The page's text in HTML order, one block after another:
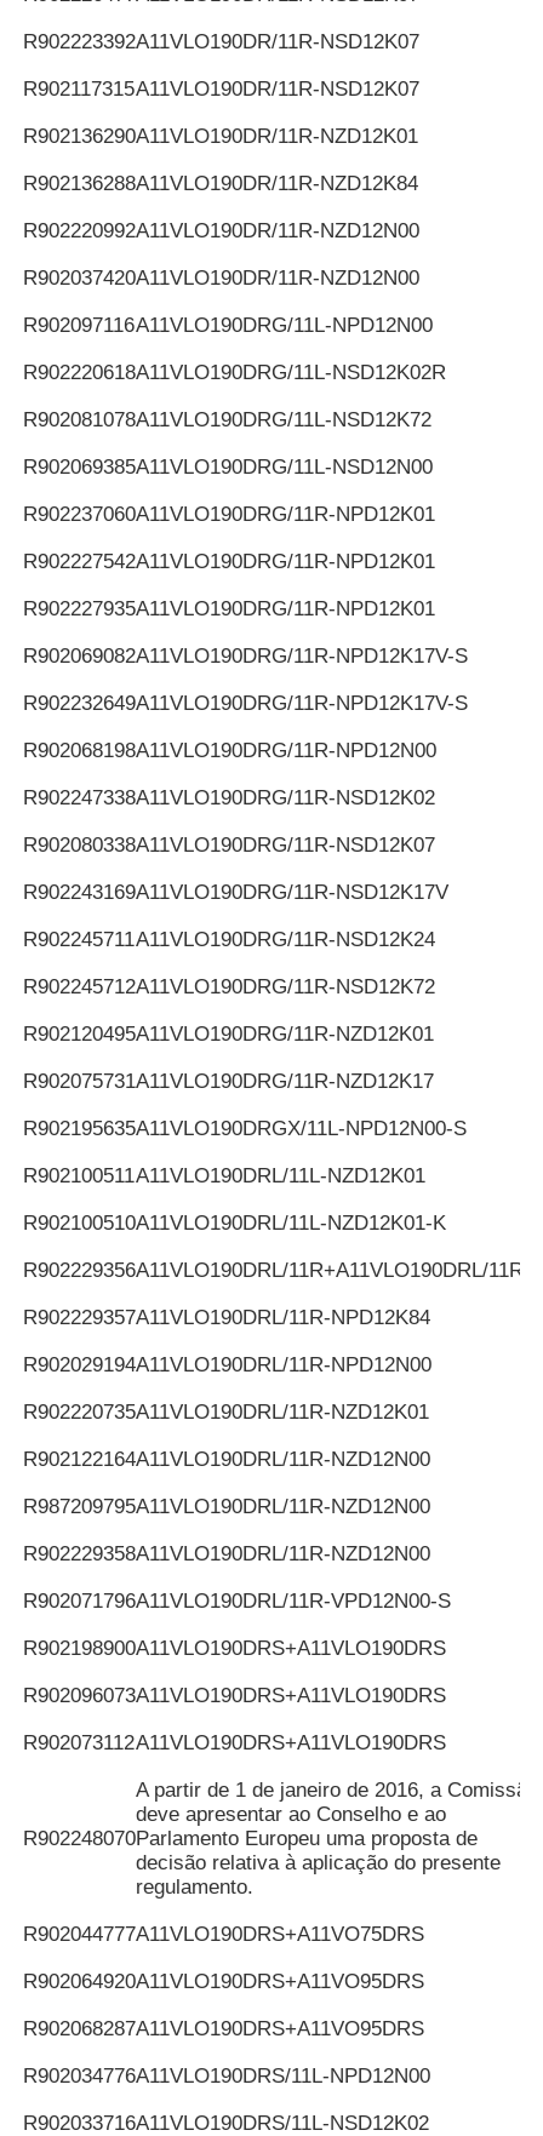
R902223392A11VLO190DR/11R-NSD12K07
R902117315A11VLO190DR/11R-NSD12K07
R902136290A11VLO190DR/11R-NZD12K01
R902136288A11VLO190DR/11R-NZD12K84
R902220992A11VLO190DR/11R-NZD12N00
R902037420A11VLO190DR/11R-NZD12N00
R902097116A11VLO190DRG/11L-NPD12N00
R902220618A11VLO190DRG/11L-NSD12K02R
R902081078A11VLO190DRG/11L-NSD12K72
R902069385A11VLO190DRG/11L-NSD12N00
R902237060A11VLO190DRG/11R-NPD12K01
R902227542A11VLO190DRG/11R-NPD12K01
R902227935A11VLO190DRG/11R-NPD12K01
R902069082A11VLO190DRG/11R-NPD12K17V-S
R902232649A11VLO190DRG/11R-NPD12K17V-S
R902068198A11VLO190DRG/11R-NPD12N00
R902247338A11VLO190DRG/11R-NSD12K02
R902080338A11VLO190DRG/11R-NSD12K07
R902243169A11VLO190DRG/11R-NSD12K17V
R902245711A11VLO190DRG/11R-NSD12K24
R902245712A11VLO190DRG/11R-NSD12K72
R902120495A11VLO190DRG/11R-NZD12K01
R902075731A11VLO190DRG/11R-NZD12K17
R902195635A11VLO190DRGX/11L-NPD12N00-S
R902100511A11VLO190DRL/11L-NZD12K01
R902100510A11VLO190DRL/11L-NZD12K01-K
R902229356A11VLO190DRL/11R+A11VLO190DRL/11R
R902229357A11VLO190DRL/11R-NPD12K84
R902029194A11VLO190DRL/11R-NPD12N00
R902220735A11VLO190DRL/11R-NZD12K01
R902122164A11VLO190DRL/11R-NZD12N00
R987209795A11VLO190DRL/11R-NZD12N00
R902229358A11VLO190DRL/11R-NZD12N00
R902071796A11VLO190DRL/11R-VPD12N00-S
R902198900A11VLO190DRS+A11VLO190DRS
R902096073A11VLO190DRS+A11VLO190DRS
R902073112A11VLO190DRS+A11VLO190DRS
R902248070
A partir de 1 de janeiro de 2016, a Comissão
deve apresentar ao Conselho e ao
Parlamento Europeu uma proposta de
decisão relativa à aplicação do presente
regulamento.
R902044777A11VLO190DRS+A11VO75DRS
R902064920A11VLO190DRS+A11VO95DRS
R902068287A11VLO190DRS+A11VO95DRS
R902034776A11VLO190DRS/11L-NPD12N00
R902033716A11VLO190DRS/11L-NSD12K02